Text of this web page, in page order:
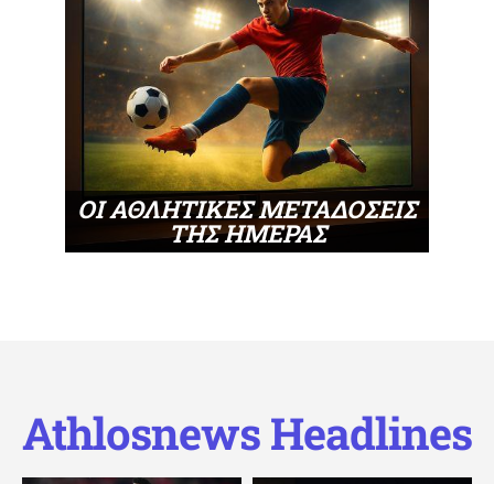
ΟΙ ΑΘΛΗΤΙΚΕΣ ΜΕΤΑΔΟΣΕΙΣ
ΤΗΣ ΗΜΕΡΑΣ
Athlosnews Headlines